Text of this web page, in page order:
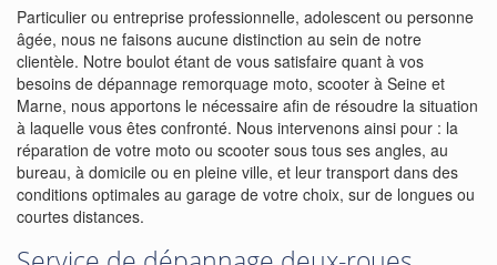
Particulier ou entreprise professionnelle, adolescent ou personne
âgée, nous ne faisons aucune distinction au sein de notre
clientèle. Notre boulot étant de vous satisfaire quant à vos
besoins de dépannage remorquage moto, scooter à Seine et
Marne, nous apportons le nécessaire afin de résoudre la situation
à laquelle vous êtes confronté. Nous intervenons ainsi pour : la
réparation de votre moto ou scooter sous tous ses angles, au
bureau, à domicile ou en pleine ville, et leur transport dans des
conditions optimales au garage de votre choix, sur de longues ou
courtes distances.